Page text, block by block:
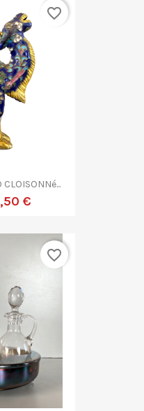
CLOISONNé...
€
favorite_border
favorite_border